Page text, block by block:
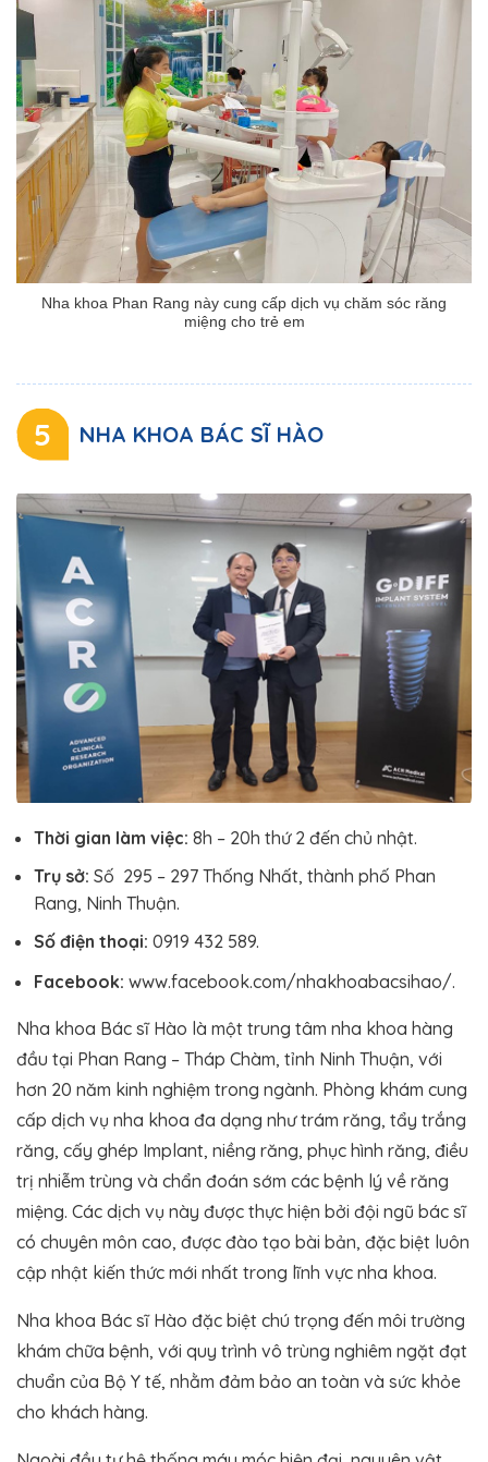
Nha khoa Phan Rang này cung cấp dịch vụ chăm sóc răng
miệng cho trẻ em
5 NHA KHOA BÁC SĨ HÀO
Thời gian làm việc: 8h – 20h thứ 2 đến chủ nhật.
Trụ sở: Số 295 – 297 Thống Nhất, thành phố Phan
Rang, Ninh Thuận.
Số điện thoại: 0919 432 589.
Facebook: www.facebook.com/nhakhoabacsihao/.
Nha khoa Bác sĩ Hào là một trung tâm nha khoa hàng
đầu tại Phan Rang – Tháp Chàm, tỉnh Ninh Thuận, với
hơn 20 năm kinh nghiệm trong ngành. Phòng khám cung
cấp dịch vụ nha khoa đa dạng như trám răng, tẩy trắng
răng, cấy ghép Implant, niềng răng, phục hình răng, điều
trị nhiễm trùng và chẩn đoán sớm các bệnh lý về răng
miệng. Các dịch vụ này được thực hiện bởi đội ngũ bác sĩ
có chuyên môn cao, được đào tạo bài bản, đặc biệt luôn
cập nhật kiến thức mới nhất trong lĩnh vực nha khoa.
Nha khoa Bác sĩ Hào đặc biệt chú trọng đến môi trường
khám chữa bệnh, với quy trình vô trùng nghiêm ngặt đạt
chuẩn của Bộ Y tế, nhằm đảm bảo an toàn và sức khỏe
cho khách hàng.